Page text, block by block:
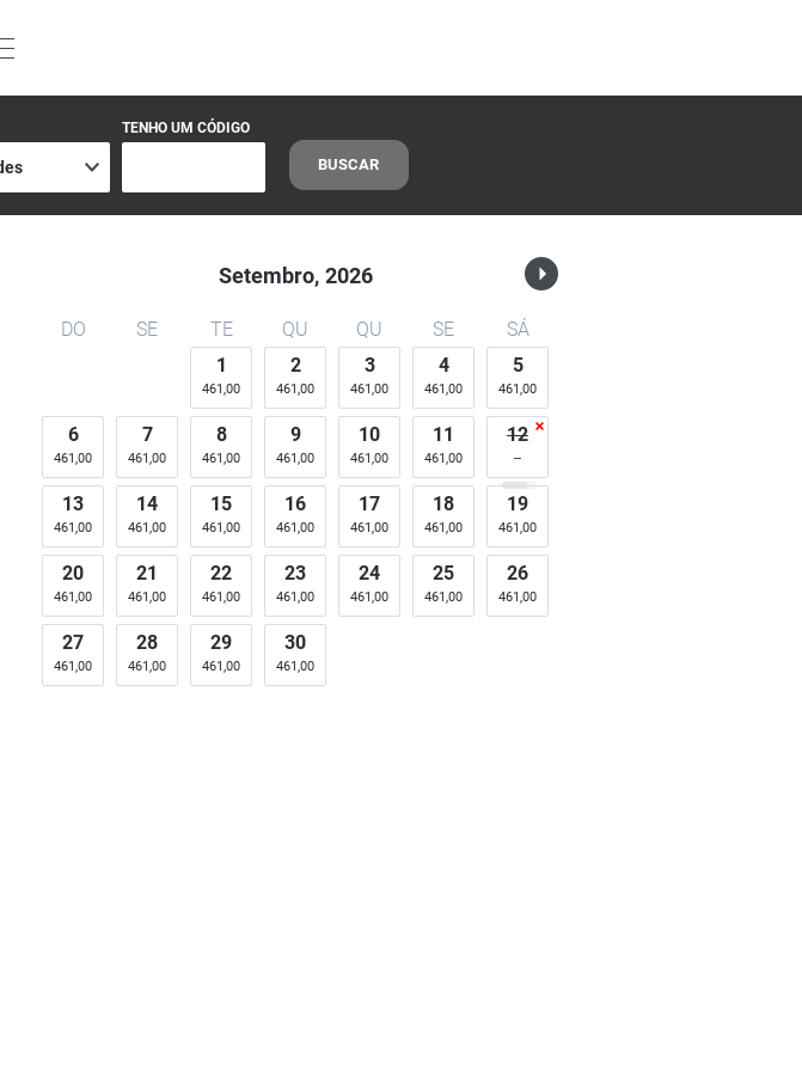
TENHO UM CÓDIGO
BUSCAR
Setembro, 2026
DO SE TE QU QU SE
SÁ
1
461,00
2
461,00
3
461,00
4
461,00
5
461,00
6
461,00
7
461,00
8
461,00
9
461,00
10
461,00
11
461,00
12
13
461,00
14
461,00
15
461,00
16
461,00
17
461,00
18
461,00
19
461,00
20
461,00
21
461,00
22
461,00
23
461,00
24
461,00
25
461,00
26
461,00
27
461,00
28
461,00
29
461,00
30
461,00